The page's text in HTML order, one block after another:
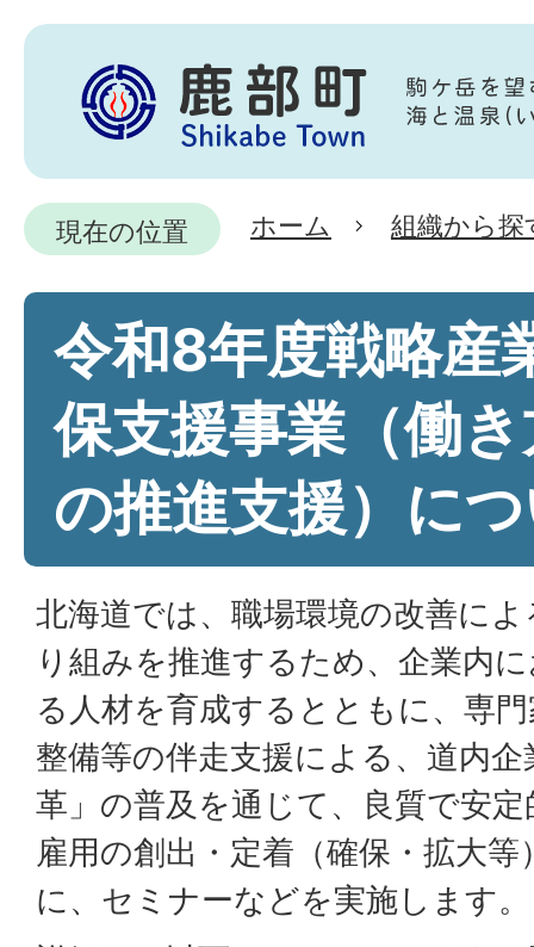
現在の位置 ホーム 組織から探
令和8年度戦略産
保支援事業（働
の推進支援）に
北海道では、職場環境の改善に
り組みを推進するため、企業内
る人材を育成するとともに、専
整備等の伴走支援による、道内
革」の普及を通じて、良質で安
雇用の創出・定着（確保・拡大
に、セミナーなどを実施します。